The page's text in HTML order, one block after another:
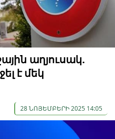
աղյուսակ.
է մեկ
28 ՆՈՅԵՄԲԵՐԻ 2025 14:05